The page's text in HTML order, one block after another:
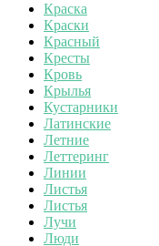
Краска
Краски
Красный
Кресты
Кровь
Крылья
Кустарники
Латинские
Летние
Леттеринг
Линии
Листья
Листья
Лучи
Люди